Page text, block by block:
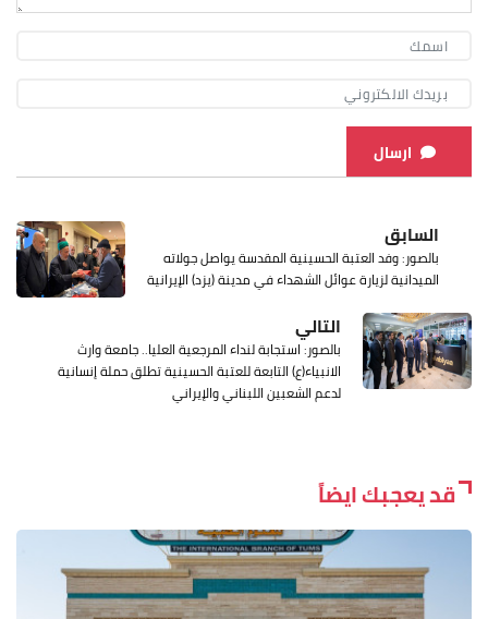
ارسال
السابق
بالصور: وفد العتبة الحسينية المقدسة يواصل جولاته
الميدانية لزيارة عوائل الشهداء في مدينة (يزد) الإيرانية
التالي
بالصور: استجابة لنداء المرجعية العليا.. جامعة وارث
الانبياء(ع) التابعة للعتبة الحسينية تطلق حملة إنسانية
لدعم الشعبين اللبناني والإيراني
قد يعجبك ايضاً